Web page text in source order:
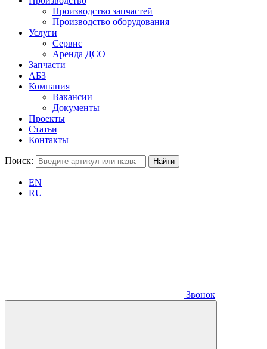
Производство запчастей
Производство оборудования
Услуги
Сервис
Аренда ДСО
Запчасти
АБЗ
Компания
Вакансии
Документы
Проекты
Статьи
Контакты
Поиск:
EN
RU
Звонок